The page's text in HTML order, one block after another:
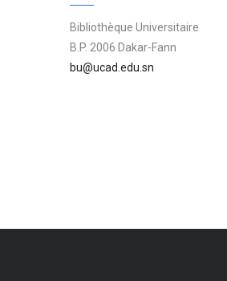
Bibliothèque Universitaire
B.P. 2006 Dakar-Fann
bu@ucad.edu.sn